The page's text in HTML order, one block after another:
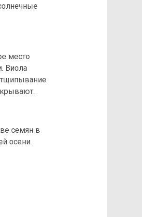
место
Виола
семян в
осени.